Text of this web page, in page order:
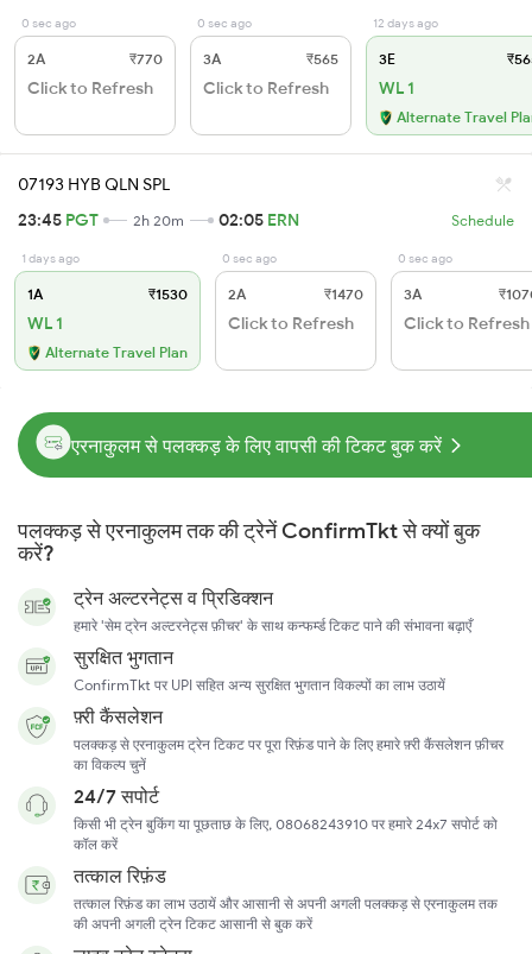
0 sec ago
2A ₹770
Click to Refresh
0 sec ago
3A ₹565
Click to Refresh
12 days ago
3E
WL 1
Alternate Travel
07193 HYB QLN SPL
23:45 PGT 2h 20m 02:05 ERN Schedule
1 days ago
1A ₹1530
WL 1
Alternate Travel Plan
0 sec ago
2A ₹1470
Click to Refresh
0 sec ago
3A
Click to Refresh
एरनाकुलम से पलक्कड़ के लिए वापसी की टिकट बुक करें
पलक्कड़ से एरनाकुलम तक की ट्रेनें ConfirmTkt से क्यों बुक
करें?
ट्रेन अल्टरनेट्स व प्रिडिक्शन
हमारे 'सेम ट्रेन अल्टरनेट्स फ़ीचर' के साथ कन्फर्म्ड टिकट पाने की संभावना बढ़ाएँ
सुरक्षित भुगतान
ConfirmTkt पर UPI सहित अन्य सुरक्षित भुगतान विकल्पों का लाभ उठायें
फ़्री कैंसलेशन
पलक्कड़ से एरनाकुलम ट्रेन टिकट पर पूरा रिफ़ंड पाने के लिए हमारे फ़्री कैंसलेशन फ़ीचर
का विकल्प चुनें
24/7 सपोर्ट
किसी भी ट्रेन बुकिंग या पूछताछ के लिए, 08068243910 पर हमारे 24x7 सपोर्ट को
कॉल करें
तत्काल रिफ़ंड
तत्काल रिफ़ंड का लाभ उठायें और आसानी से अपनी अगली पलक्कड़ से एरनाकुलम तक
की अपनी अगली ट्रेन टिकट आसानी से बुक करें